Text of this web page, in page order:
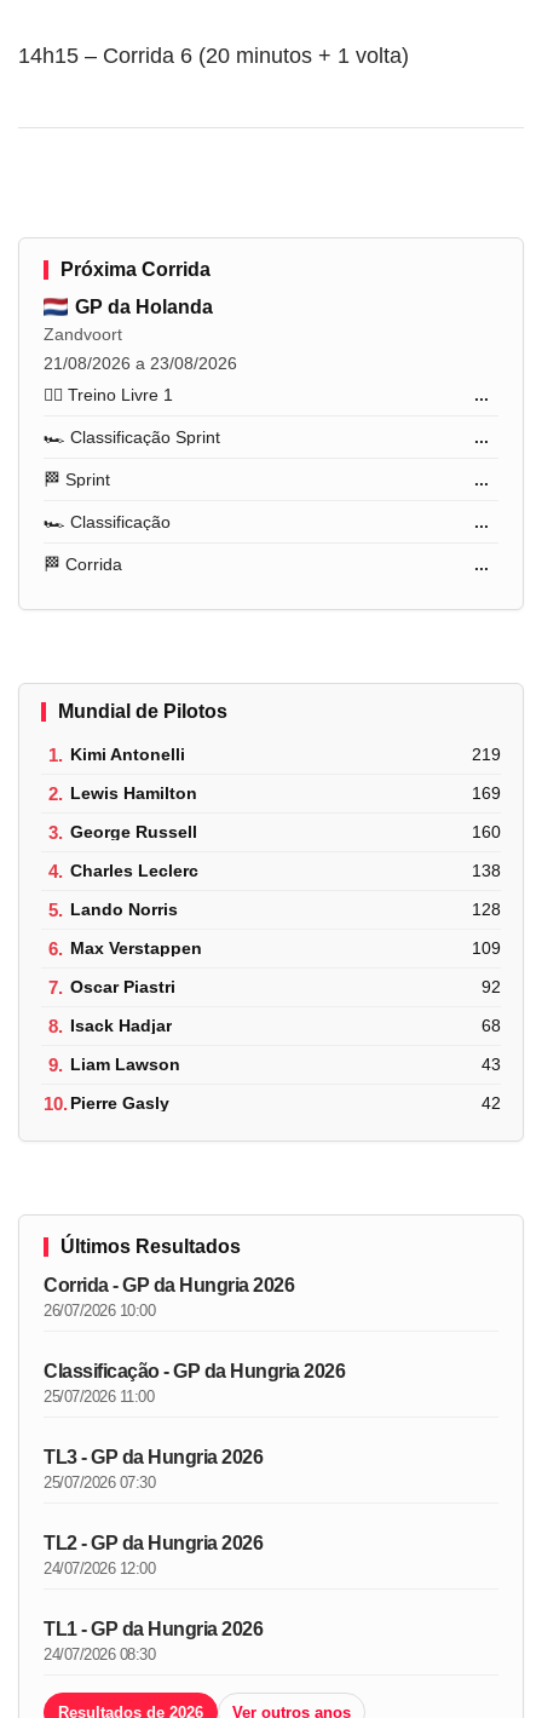
14h15 – Corrida 6 (20 minutos + 1 volta)
Próxima Corrida
GP da Holanda
Zandvoort
21/08/2026 a 23/08/2026
🏋️‍♂️ Treino Livre 1
...
🏎️ Classificação Sprint ...
🏁 Sprint ...
🏎️ Classificação ...
🏁 Corrida ...
Mundial de Pilotos
1. Kimi Antonelli 219
2. Lewis Hamilton 169
3. George Russell 160
4. Charles Leclerc 138
5. Lando Norris 128
6. Max Verstappen 109
7. Oscar Piastri 92
8. Isack Hadjar 68
9. Liam Lawson 43
10.Pierre Gasly 42
Últimos Resultados
Corrida - GP da Hungria 2026
26/07/2026 10:00
Classificação - GP da Hungria 2026
25/07/2026 11:00
TL3 - GP da Hungria 2026
25/07/2026 07:30
TL2 - GP da Hungria 2026
24/07/2026 12:00
TL1 - GP da Hungria 2026
24/07/2026 08:30
Resultados de 2026 Ver outros anos